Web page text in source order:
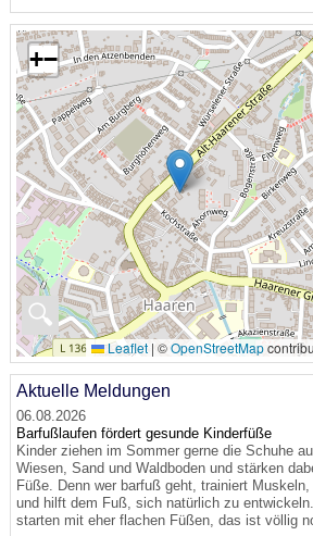
🔍
+−
Leaflet | ©OpenStreetMap
Aktuelle Meldungen
06.08.2026
Barfußlaufen fördert gesunde Kinderfüße
Kinder ziehen im Sommer gerne die Schuhe
Wiesen, Sand und Waldboden und stärken
Füße. Denn wer barfuß geht, trainiert
und hilft dem Fuß, sich natürlich zu
starten mit eher flachen Füßen, das ist völlig